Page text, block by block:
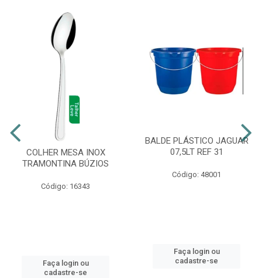
COLHER MESA INOX
TRAMONTINA BÚZIOS
Código: 16343
Faça login ou
cadastre-se
BALDE PLÁSTICO JAGUAR
07,5LT REF 31
Código: 48001
Faça login ou
cadastre-se